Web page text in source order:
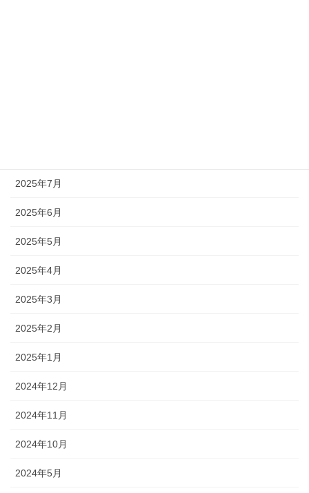
2025年7月
2025年6月
2025年5月
2025年4月
2025年3月
2025年2月
2025年1月
2024年12月
2024年11月
2024年10月
2024年5月